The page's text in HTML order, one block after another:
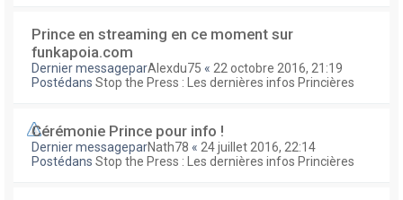
Prince en streaming en ce moment sur
funkapoia.com
Dernier messageparAlexdu75 « 22 octobre 2016, 21:19
Postédans Stop the Press : Les dernières infos Princières
Cérémonie Prince pour info !
Dernier messageparNath78 « 24 juillet 2016, 22:14
Postédans Stop the Press : Les dernières infos Princières